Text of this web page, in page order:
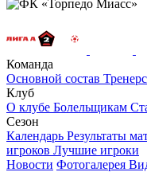
Команда
Основной состав
Клуб
О клубе Болельщикам
Сезон
Календарь Результаты
игроков Лучшие игроки
Новости Фотогалерея